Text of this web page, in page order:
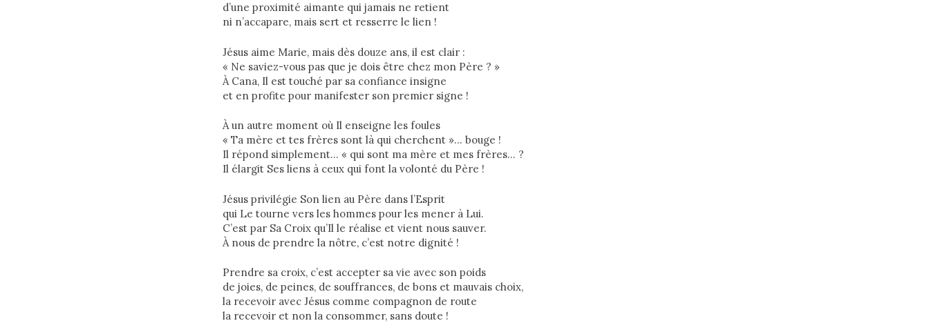
d’une proximité aimante qui jamais ne retient
ni n’accapare, mais sert et resserre le lien !
Jésus aime Marie, mais dès douze ans, il est clair :
« Ne saviez-vous pas que je dois être chez mon Père ? »
À Cana, Il est touché par sa confiance insigne
et en profite pour manifester son premier signe !
À un autre moment où Il enseigne les foules
« Ta mère et tes frères sont là qui cherchent »… bouge !
Il répond simplement… « qui sont ma mère et mes frères… ?
Il élargit Ses liens à ceux qui font la volonté du Père !
Jésus privilégie Son lien au Père dans l’Esprit
qui Le tourne vers les hommes pour les mener à Lui.
C’est par Sa Croix qu’Il le réalise et vient nous sauver.
À nous de prendre la nôtre, c’est notre dignité !
Prendre sa croix, c’est accepter sa vie avec son poids
de joies, de peines, de souffrances, de bons et mauvais choix,
la recevoir avec Jésus comme compagnon de route
la recevoir et non la consommer, sans doute !